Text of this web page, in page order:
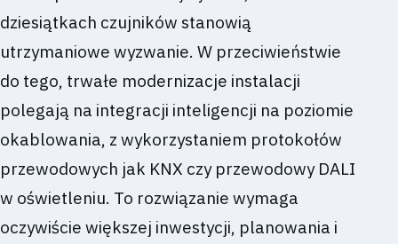
dziesiątkach czujników stanowią
utrzymaniowe wyzwanie. W przeciwieństwie
do tego, trwałe modernizacje instalacji
polegają na integracji inteligencji na poziomie
okablowania, z wykorzystaniem protokołów
przewodowych jak KNX czy przewodowy DALI
w oświetleniu. To rozwiązanie wymaga
oczywiście większej inwestycji, planowania i